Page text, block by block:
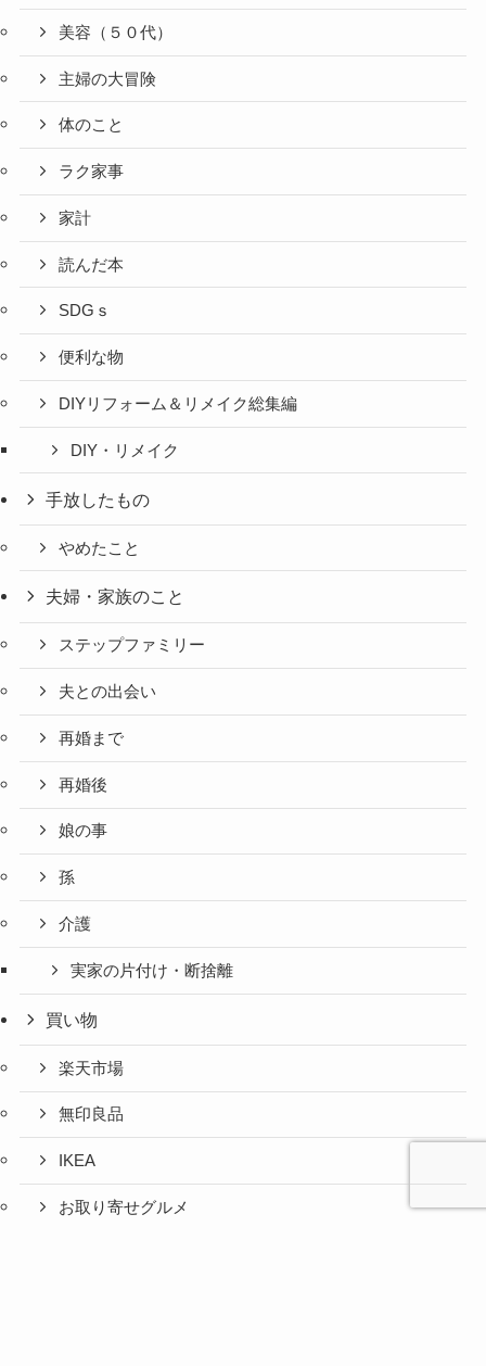
美容（５０代）
主婦の大冒険
体のこと
ラク家事
家計
読んだ本
SDGｓ
便利な物
DIYリフォーム＆リメイク総集編
DIY・リメイク
手放したもの
やめたこと
夫婦・家族のこと
ステップファミリー
夫との出会い
再婚まで
再婚後
娘の事
孫
介護
実家の片付け・断捨離
買い物
楽天市場
無印良品
IKEA
お取り寄せグルメ